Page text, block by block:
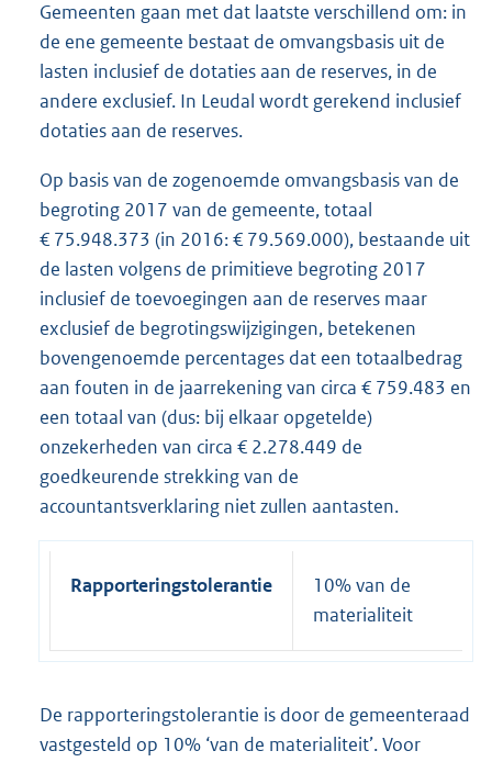
Gemeenten gaan met dat laatste verschillend om: in
de ene gemeente bestaat de omvangsbasis uit de
lasten inclusief de dotaties aan de reserves, in de
andere exclusief. In Leudal wordt gerekend inclusief
dotaties aan de reserves.
Op basis van de zogenoemde omvangsbasis van de
begroting 2017 van de gemeente, totaal
€ 75.948.373 (in 2016: € 79.569.000), bestaande uit
de lasten volgens de primitieve begroting 2017
inclusief de toevoegingen aan de reserves maar
exclusief de begrotingswijzigingen, betekenen
bovengenoemde percentages dat een totaalbedrag
aan fouten in de jaarrekening van circa € 759.483 en
een totaal van (dus: bij elkaar opgetelde)
onzekerheden van circa € 2.278.449 de
goedkeurende strekking van de
accountantsverklaring niet zullen aantasten.
Rapporteringstolerantie
10% van de
materialiteit
De rapporteringstolerantie is door de gemeenteraad
vastgesteld op 10% ‘van de materialiteit’. Voor